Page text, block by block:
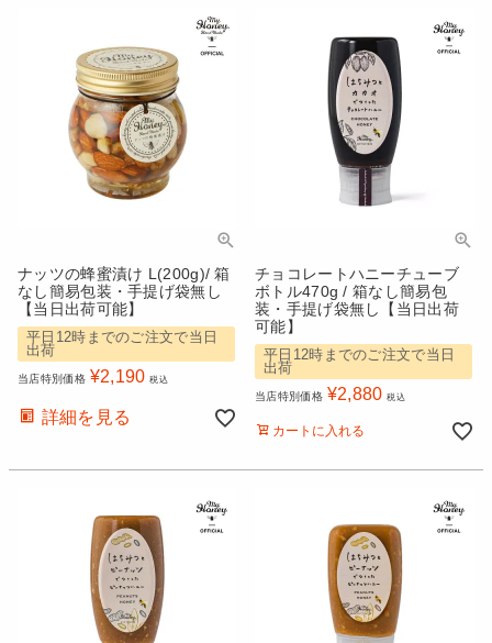
ナッツの蜂蜜漬け L(200g)/ 箱
なし簡易包装・手提げ袋無し
【当日出荷可能】
平日12時までのご注文で当日
出荷
当店特別価格 ¥2,190 税込
詳細を見る
チョコレートハニーチューブ
ボトル470g / 箱なし簡易包
装・手提げ袋無し【当日出荷
可能】
平日12時までのご注文で当日
出荷
当店特別価格 ¥2,880 税込
カートに入れる